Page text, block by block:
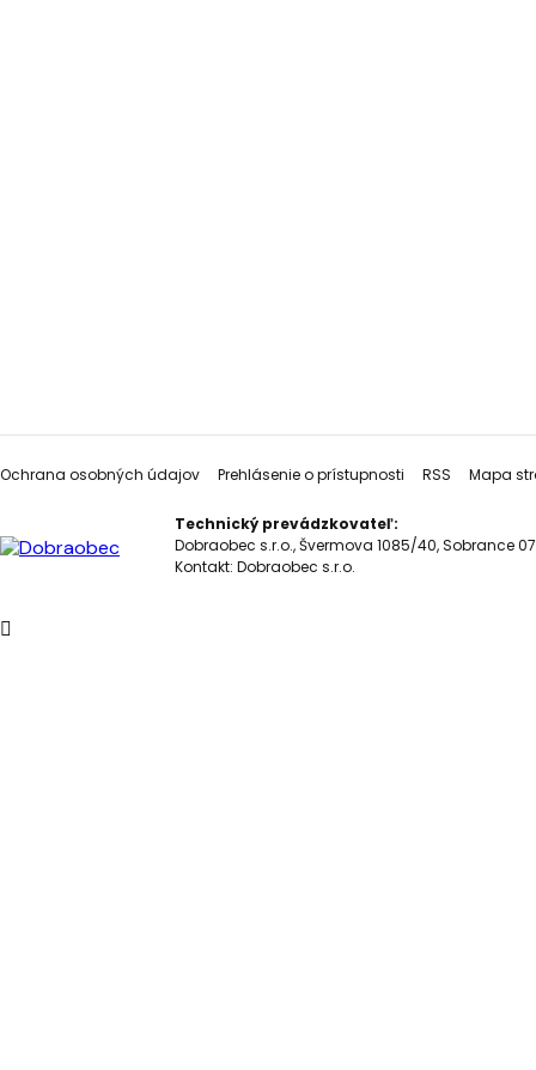
Ochrana osobných údajov Prehlásenie o prístupnosti RSS Mapa
Technický prevádzkovateľ:
Dobraobec s.r.o., Švermova 1085/40, Sobrance
Kontakt: Dobraobec s.r.o.